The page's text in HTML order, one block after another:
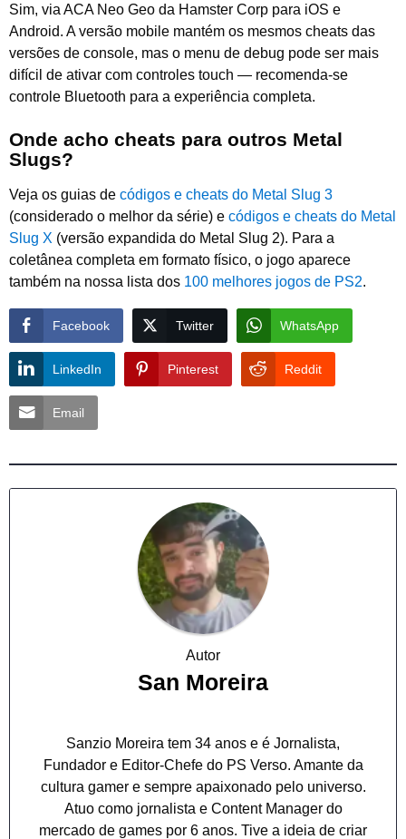
Sim, via ACA Neo Geo da Hamster Corp para iOS e
Android. A versão mobile mantém os mesmos cheats das
versões de console, mas o menu de debug pode ser mais
difícil de ativar com controles touch — recomenda-se
controle Bluetooth para a experiência completa.
Onde acho cheats para outros Metal
Slugs?
Veja os guias de códigos e cheats do Metal Slug 3
(considerado o melhor da série) e códigos e cheats do Metal
Slug X (versão expandida do Metal Slug 2). Para a
coletânea completa em formato físico, o jogo aparece
também na nossa lista dos 100 melhores jogos de PS2.
Facebook Twitter WhatsApp
LinkedIn Pinterest Reddit
Email
Autor
San Moreira
Sanzio Moreira tem 34 anos e é Jornalista,
Fundador e Editor-Chefe do PS Verso. Amante da
cultura gamer e sempre apaixonado pelo universo.
Atuo como jornalista e Content Manager do
mercado de games por 6 anos. Tive a ideia de criar